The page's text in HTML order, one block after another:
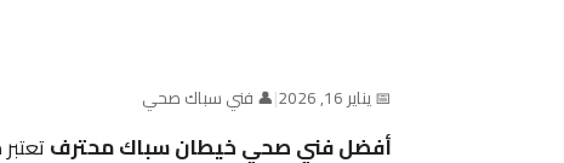
📅 يناير 16, 2026 |👤 فني سباك صحي
أفضل فني صحي خيطان سباك محترف